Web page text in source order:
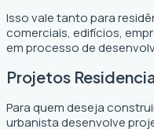
Isso vale tanto para
comerciais, edifícios,
em processo de
Projetos
Para quem deseja
urbanista desenvolve